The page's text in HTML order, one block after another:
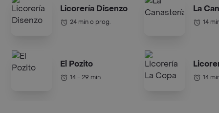
Licorería Disenzo
24 min o prog.
El Pozito
14 - 29 min
La
14
14